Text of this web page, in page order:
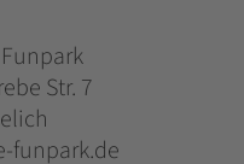
Str. 7
funpark.de